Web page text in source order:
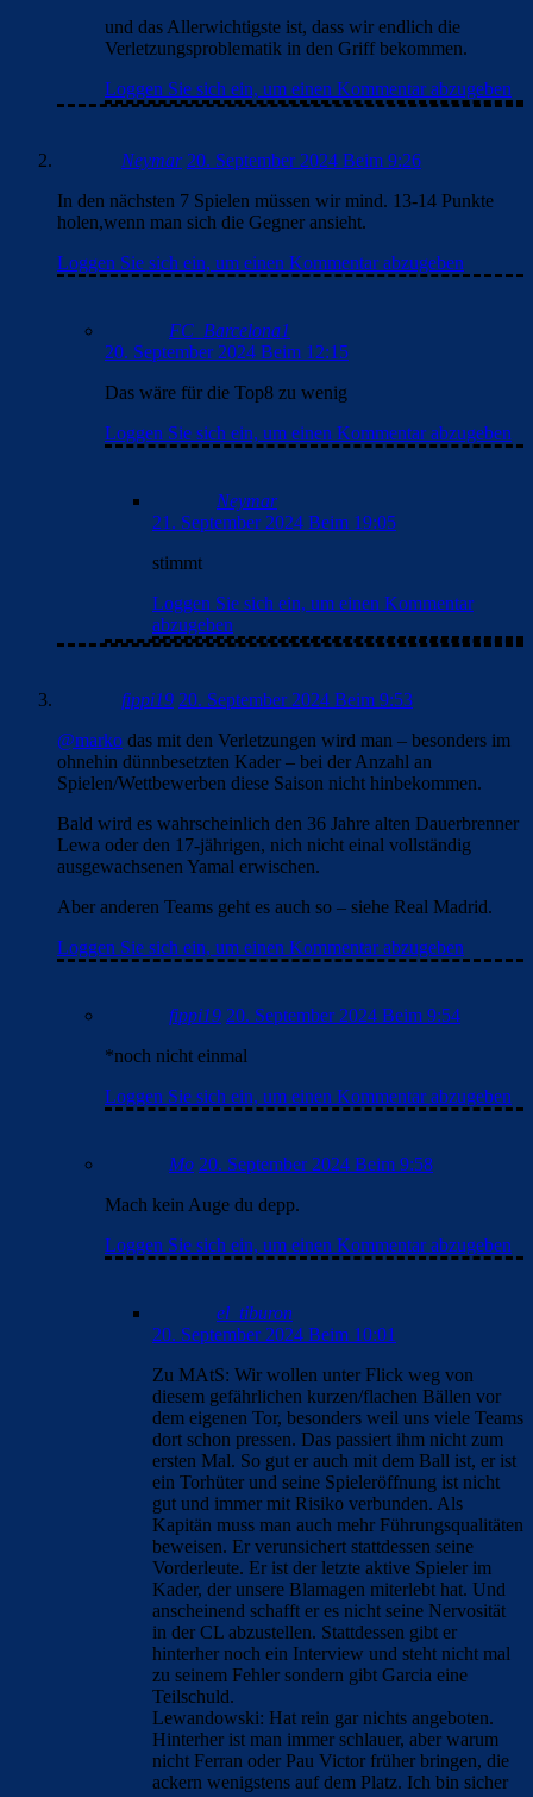
und das Allerwichtigste ist, dass wir endlich die
Verletzungsproblematik in den Griff bekommen.
Loggen Sie sich ein, um einen Kommentar abzugeben
Neymar 20. September 2024 Beim 9:26
In den nächsten 7 Spielen müssen wir mind. 13-14 Punkte
holen,wenn man sich die Gegner ansieht.
Loggen Sie sich ein, um einen Kommentar abzugeben
FC_Barcelona1
20. September 2024 Beim 12:15
Das wäre für die Top8 zu wenig
Loggen Sie sich ein, um einen Kommentar abzugeben
Neymar
21. September 2024 Beim 19:05
stimmt
Loggen Sie sich ein, um einen Kommentar
abzugeben
fippi19 20. September 2024 Beim 9:53
@marko das mit den Verletzungen wird man – besonders im
ohnehin dünnbesetzten Kader – bei der Anzahl an
Spielen/Wettbewerben diese Saison nicht hinbekommen.
Bald wird es wahrscheinlich den 36 Jahre alten Dauerbrenner
Lewa oder den 17-jährigen, nich nicht einal vollständig
ausgewachsenen Yamal erwischen.
Aber anderen Teams geht es auch so – siehe Real Madrid.
Loggen Sie sich ein, um einen Kommentar abzugeben
fippi19 20. September 2024 Beim 9:54
*noch nicht einmal
Loggen Sie sich ein, um einen Kommentar abzugeben
Mo 20. September 2024 Beim 9:58
Mach kein Auge du depp.
Loggen Sie sich ein, um einen Kommentar abzugeben
el_tiburon
20. September 2024 Beim 10:01
Zu MAtS: Wir wollen unter Flick weg von
diesem gefährlichen kurzen/flachen Bällen vor
dem eigenen Tor, besonders weil uns viele Teams
dort schon pressen. Das passiert ihm nicht zum
ersten Mal. So gut er auch mit dem Ball ist, er ist
ein Torhüter und seine Spieleröffnung ist nicht
gut und immer mit Risiko verbunden. Als
Kapitän muss man auch mehr Führungsqualitäten
beweisen. Er verunsichert stattdessen seine
Vorderleute. Er ist der letzte aktive Spieler im
Kader, der unsere Blamagen miterlebt hat. Und
anscheinend schafft er es nicht seine Nervosität
in der CL abzustellen. Stattdessen gibt er
hinterher noch ein Interview und steht nicht mal
zu seinem Fehler sondern gibt Garcia eine
Teilschuld.
Lewandowski: Hat rein gar nichts angeboten.
Hinterher ist man immer schlauer, aber warum
nicht Ferran oder Pau Victor früher bringen, die
ackern wenigstens auf dem Platz. Ich bin sicher